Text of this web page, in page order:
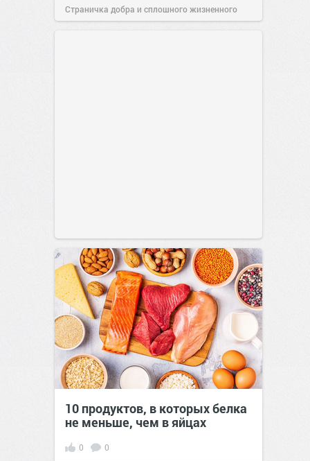
Страничка добра и сплошного жизненного
10 продуктов, в которых белка
не меньше, чем в яйцах
0 0